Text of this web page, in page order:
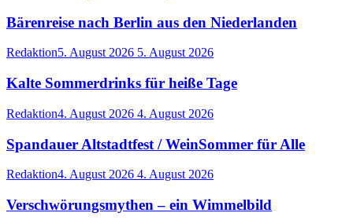
Bärenreise nach Berlin aus den Niederlanden
Redaktion5. August 2026 5. August 2026
Kalte Sommerdrinks für heiße Tage
Redaktion4. August 2026 4. August 2026
Spandauer Altstadtfest / WeinSommer für Alle
Redaktion4. August 2026 4. August 2026
Verschwörungsmythen – ein Wimmelbild